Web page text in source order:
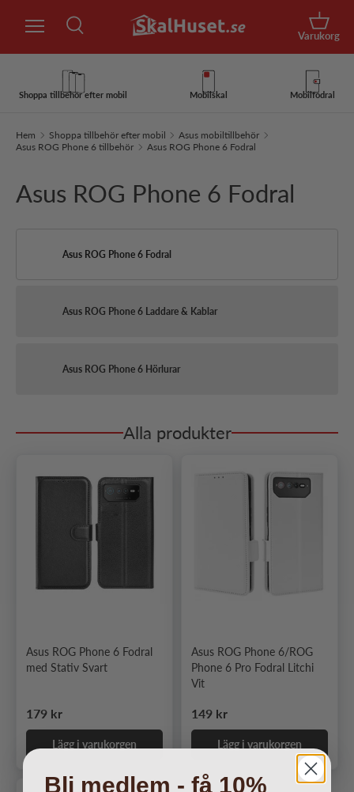
Hoppa till innehåll
Sök
Korg
Varukorg
Shoppa tillbehör efter mobil Mobilskal Mobilfodral
Hem Shoppa tillbehör efter mobil
Asus mobiltillbehör
Asus ROG Phone 6 tillbehör
Asus ROG Phone 6 Fodral
Asus ROG Phone 6 Fodral
Asus ROG Phone 6 Fodral
Asus ROG Phone 6 Laddare & Kablar
Asus ROG Phone 6 Hörlurar
Alla produkter
Asus ROG Phone 6 Fodral
med Stativ Svart
Ordinarie pris
179 kr
Lägg i varukorgen
Asus ROG Phone 6/ROG
Phone 6 Pro Fodral Litchi
Vit
Ordinarie pris
149 kr
Lägg i varukorgen
Bli medlem - få 10%